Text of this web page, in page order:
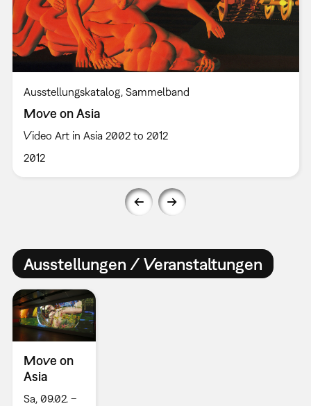
Ausstellungskatalog Sammelband
Move on Asia
Video Art in Asia 2002 to 2012
2012
Ausstellungen / Veranstaltungen
Move on
Asia
Sa, 09.02. –